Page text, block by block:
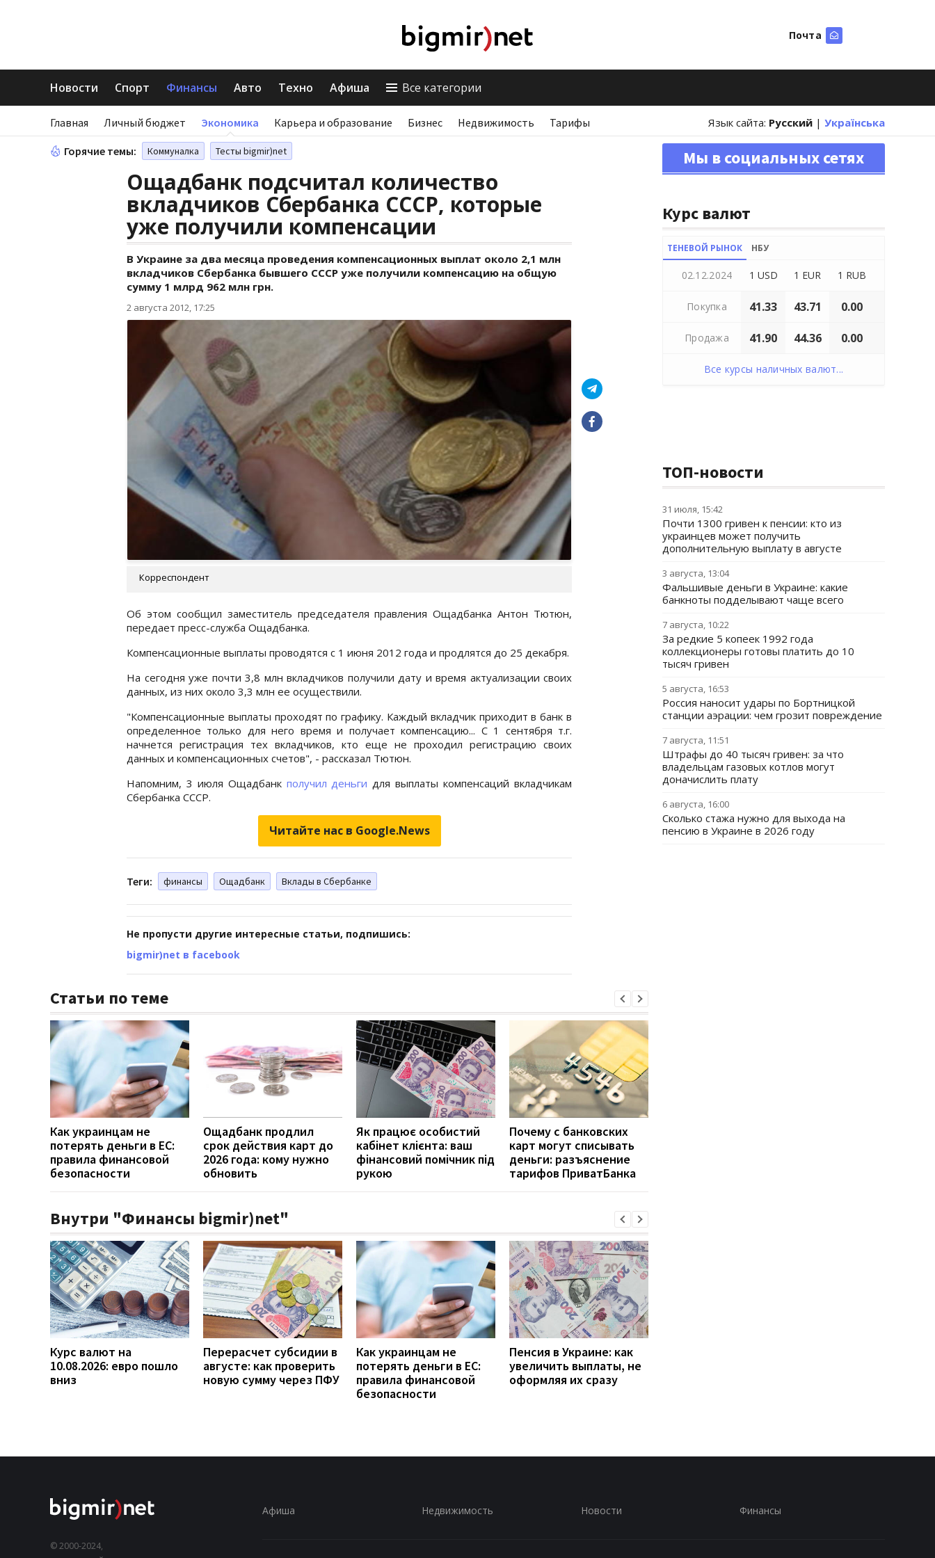
Почта
Новости Спорт Финансы Авто Техно Афиша Все категории
Главная Личный бюджет Экономика Карьера и образование Бизнес Недвижимость Тарифы Язык сайта: Русский | Українська
Горячие темы: Коммуналка Тесты bigmir)net
Ощадбанк подсчитал количество
вкладчиков Сбербанка СССР, которые
уже получили компенсации
В Украине за два месяца проведения компенсационных выплат около 2,1 млн
вкладчиков Сбербанка бывшего СССР уже получили компенсацию на общую
сумму 1 млрд 962 млн грн.
2 августа 2012, 17:25
Корреспондент
Об этом сообщил заместитель председателя правления Ощадбанка Антон Тютюн,
передает пресс-служба Ощадбанка.
Компенсационные выплаты проводятся с 1 июня 2012 года и продлятся до 25 декабря.
На сегодня уже почти 3,8 млн вкладчиков получили дату и время актуализации своих
данных, из них около 3,3 млн ее осуществили.
"Компенсационные выплаты проходят по графику. Каждый вкладчик приходит в банк в
определенное только для него время и получает компенсацию... С 1 сентября т.г.
начнется регистрация тех вкладчиков, кто еще не проходил регистрацию своих
данных и компенсационных счетов", - рассказал Тютюн.
Напомним, 3 июля Ощадбанк получил деньги для выплаты компенсаций вкладчикам
Сбербанка СССР.
Читайте нас в Google.News
Теги: финансы Ощадбанк Вклады в Сбербанке
Не пропусти другие интересные статьи, подпишись:
bigmir)net в facebook
Статьи по теме
Как украинцам не
потерять деньги в ЕС:
правила финансовой
безопасности
Ощадбанк продлил
срок действия карт до
2026 года: кому нужно
обновить
Як працює особистий
кабінет клієнта: ваш
фінансовий помічник під
рукою
Почему с банковских
карт могут списывать
деньги: разъяснение
тарифов ПриватБанка
Внутри "Финансы bigmir)net"
Курс валют на
10.08.2026: евро пошло
вниз
Перерасчет субсидии в
августе: как проверить
новую сумму через ПФУ
Как украинцам не
потерять деньги в ЕС:
правила финансовой
безопасности
Пенсия в Украине: как
увеличить выплаты, не
оформляя их сразу
Мы в социальных сетях
Курс валют
ТЕНЕВОЙ РЫНОК НБУ
02.12.2024 1 USD 1 EUR 1 RUB
Покупка 41.33 43.71 0.00
Продажа 41.90 44.36 0.00
Все курсы наличных валют...
ТОП-новости
31 июля, 15:42
Почти 1300 гривен к пенсии: кто из
украинцев может получить
дополнительную выплату в августе
3 августа, 13:04
Фальшивые деньги в Украине: какие
банкноты подделывают чаще всего
7 августа, 10:22
За редкие 5 копеек 1992 года
коллекционеры готовы платить до 10
тысяч гривен
5 августа, 16:53
Россия наносит удары по Бортницкой
станции аэрации: чем грозит повреждение
7 августа, 11:51
Штрафы до 40 тысяч гривен: за что
владельцам газовых котлов могут
доначислить плату
6 августа, 16:00
Сколько стажа нужно для выхода на
пенсию в Украине в 2026 году
© 2000-2024,
Афиша Недвижимость Новости Финансы